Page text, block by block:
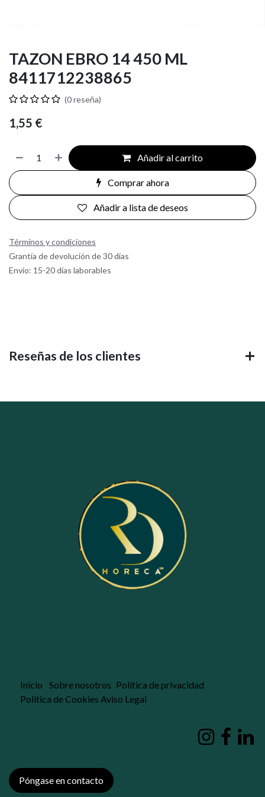
TAZON EBRO 14 450 ML
8411712238865
(0 reseña)
1,55 €
Añadir al carrito
Comprar ahora
Añadir a lista de deseos
Términos y condiciones
Grantía de devolución de 30 días
Envío: 15-20 días laborables
Reseñas de los clientes
Inicio Sobre nosotros Política de privacidad
Política de Cookies Aviso Legal
Póngase en contacto